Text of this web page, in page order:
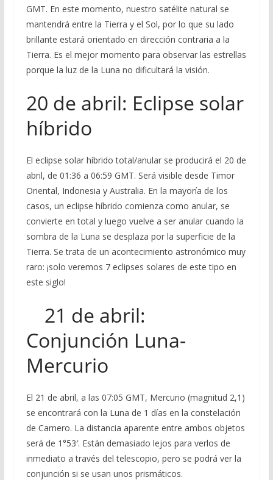
GMT. En este momento, nuestro satélite natural se
mantendrá entre la Tierra y el Sol, por lo que su lado
brillante estará orientado en dirección contraria a la
Tierra. Es el mejor momento para observar las estrellas
porque la luz de la Luna no dificultará la visión.
20 de abril: Eclipse solar
híbrido
El eclipse solar híbrido total/anular se producirá el 20 de
abril, de 01:36 a 06:59 GMT. Será visible desde Timor
Oriental, Indonesia y Australia. En la mayoría de los
casos, un eclipse híbrido comienza como anular, se
convierte en total y luego vuelve a ser anular cuando la
sombra de la Luna se desplaza por la superficie de la
Tierra. Se trata de un acontecimiento astronómico muy
raro: ¡solo veremos 7 eclipses solares de este tipo en
este siglo!
21 de abril:
Conjunción Luna-
Mercurio
El 21 de abril, a las 07:05 GMT, Mercurio (magnitud 2,1)
se encontrará con la Luna de 1 días en la constelación
de Carnero. La distancia aparente entre ambos objetos
será de 1°53′. Están demasiado lejos para verlos de
inmediato a través del telescopio, pero se podrá ver la
conjunción si se usan unos prismáticos.